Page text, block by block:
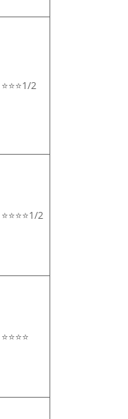
⭐⭐⭐1/2
⭐⭐⭐⭐1/2
⭐⭐⭐⭐